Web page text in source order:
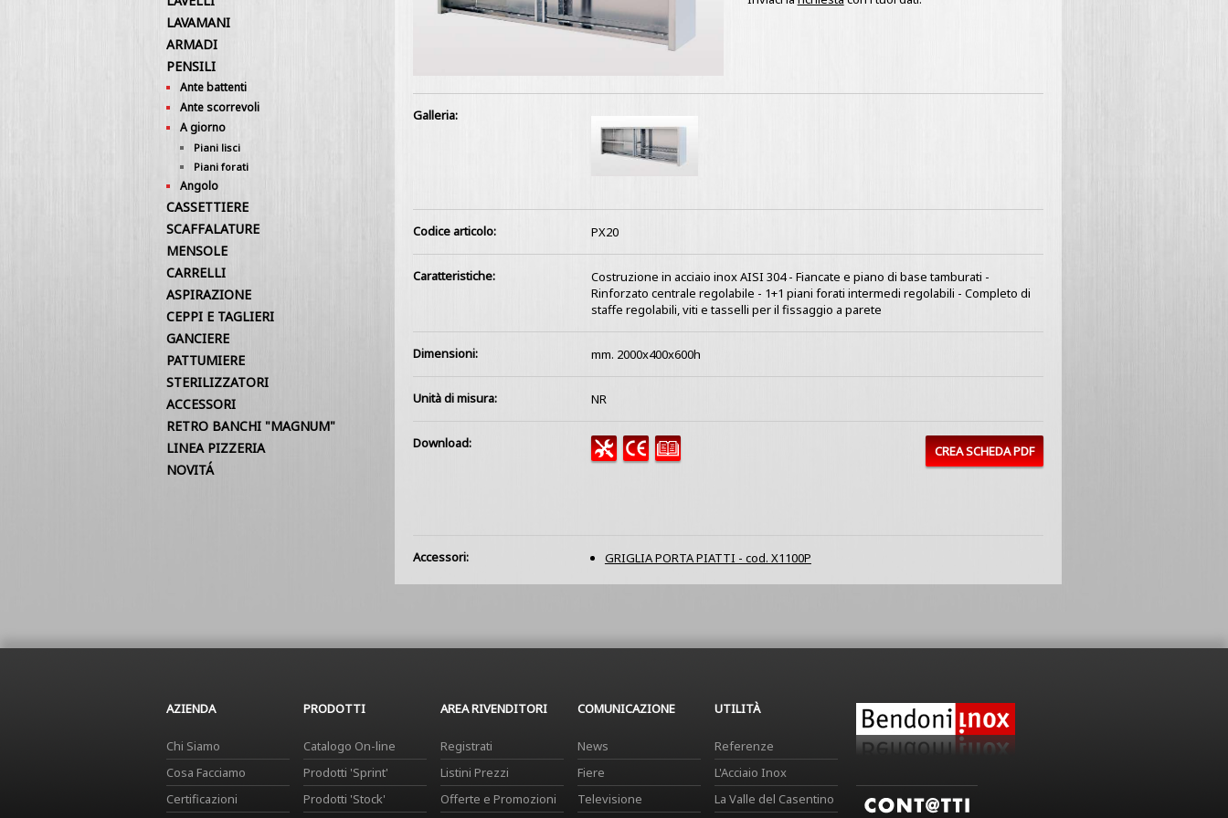
Galleria:
Codice articolo: PX20
Caratteristiche:
Costruzione in acciaio inox AISI 304 - Fiancate e piano di base tamburati -
Rinforzato centrale regolabile - 1+1 piani forati intermedi regolabili - Completo di
staffe regolabili, viti e tasselli per il fissaggio a parete
Dimensioni: mm. 2000x400x600h
Unità di misura: NR
Download: CREA SCHEDA PDF
Accessori: GRIGLIA PORTA PIATTI - cod. X1100P
LAVAMANI
ARMADI
PENSILI
Ante battenti
Ante scorrevoli
A giorno
Piani lisci
Piani forati
Angolo
CASSETTIERE
SCAFFALATURE
MENSOLE
CARRELLI
ASPIRAZIONE
CEPPI E TAGLIERI
GANCIERE
PATTUMIERE
STERILIZZATORI
ACCESSORI
RETRO BANCHI "MAGNUM"
LINEA PIZZERIA
NOVITÁ
AZIENDA
Chi Siamo
Cosa Facciamo
Certificazioni
PRODOTTI
Catalogo On-line
Prodotti 'Sprint'
Prodotti 'Stock'
AREA RIVENDITORI
Registrati
Listini Prezzi
Offerte e Promozioni
COMUNICAZIONE
News
Fiere
Televisione
UTILITÀ
Referenze
L'Acciaio Inox
La Valle del Casentino